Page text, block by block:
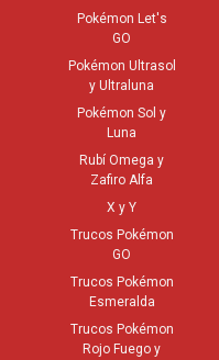
Pokémon Let's
GO
Pokémon Ultrasol
y Ultraluna
Pokémon Sol y
Luna
Rubí Omega y
Zafiro Alfa
X y Y
Trucos Pokémon
GO
Trucos Pokémon
Esmeralda
Trucos Pokémon
Rojo Fuego y